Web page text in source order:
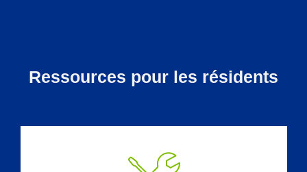
Ressources pour les résidents